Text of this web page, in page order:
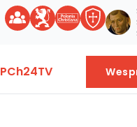
PCh24TV